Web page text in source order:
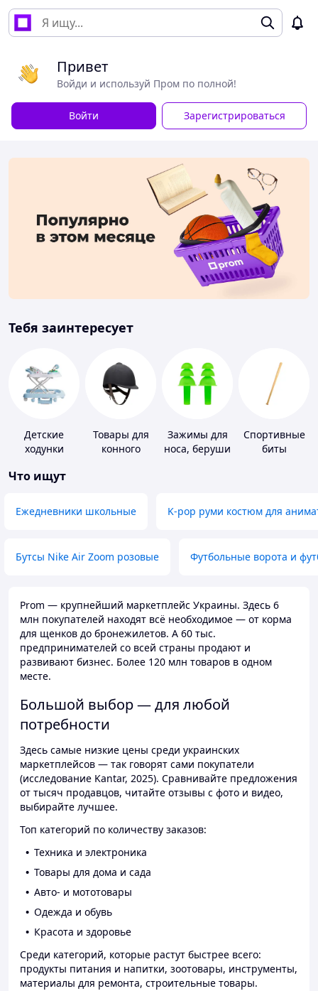
Привет
Войди и используй Пром по полной!
Войти Зарегистрироваться
Тебя заинтересует
Детские
ходунки
Товары для
конного
Зажимы для
носа, беруши
Спортивные
биты
Что ищут
Ежедневники школьные K-pop руми костюм для
Бутсы Nike Air Zoom розовые Футбольные ворота и
Prom — крупнейший маркетплейс Украины. Здесь 6
млн покупателей находят всё необходимое — от корма
для щенков до бронежилетов. А 60 тыс.
предпринимателей со всей страны продают и
развивают бизнес. Более 120 млн товаров в одном
месте.
Большой выбор — для любой
потребности
Здесь самые низкие цены среди украинских
маркетплейсов — так говорят сами покупатели
(исследование Kantar, 2025). Сравнивайте предложения
от тысяч продавцов, читайте отзывы с фото и видео,
выбирайте лучшее.
Топ категорий по количеству заказов:
Техника и электроника
Товары для дома и сада
Авто- и мототовары
Одежда и обувь
Красота и здоровье
Среди категорий, которые растут быстрее всего:
продукты питания и напитки, зоотовары, инструменты,
материалы для ремонта, строительные товары.